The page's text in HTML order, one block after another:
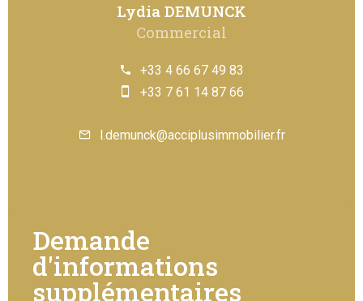
Lydia DEMUNCK
Commercial
+33 4 66 67 49 83
+33 7 61 14 87 66
l.demunck@acciplusimmobilier.fr
Demande
d'informations
supplémentaires